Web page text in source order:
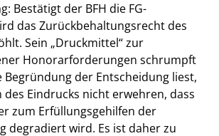
Bestätigt der BFH die FG-
das Zurückbehaltungsrecht des
Sein „Druckmittel“ zur
Honorarforderungen schrumpft
Begründung der Entscheidung liest,
des Eindrucks nicht erwehren, dass
zum Erfüllungsgehilfen der
degradiert wird. Es ist daher zu